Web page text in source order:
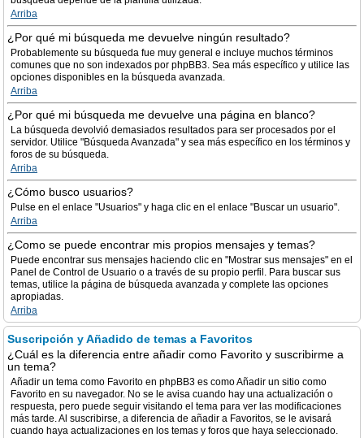
Arriba
¿Por qué mi búsqueda me devuelve ningún resultado?
Probablemente su búsqueda fue muy general e incluye muchos términos
comunes que no son indexados por phpBB3. Sea más específico y utilice las
opciones disponibles en la búsqueda avanzada.
Arriba
¿Por qué mi búsqueda me devuelve una página en blanco?
La búsqueda devolvió demasiados resultados para ser procesados por el
servidor. Utilice "Búsqueda Avanzada" y sea más específico en los términos y
foros de su búsqueda.
Arriba
¿Cómo busco usuarios?
Pulse en el enlace "Usuarios" y haga clic en el enlace "Buscar un usuario".
Arriba
¿Como se puede encontrar mis propios mensajes y temas?
Puede encontrar sus mensajes haciendo clic en "Mostrar sus mensajes" en el
Panel de Control de Usuario o a través de su propio perfil. Para buscar sus
temas, utilice la página de búsqueda avanzada y complete las opciones
apropiadas.
Arriba
Suscripción y Añadido de temas a Favoritos
¿Cuál es la diferencia entre añadir como Favorito y suscribirme a
un tema?
Añadir un tema como Favorito en phpBB3 es como Añadir un sitio como
Favorito en su navegador. No se le avisa cuando hay una actualización o
respuesta, pero puede seguir visitando el tema para ver las modificaciones
más tarde. Al suscribirse, a diferencia de añadir a Favoritos, se le avisará
cuando haya actualizaciones en los temas y foros que haya seleccionado.